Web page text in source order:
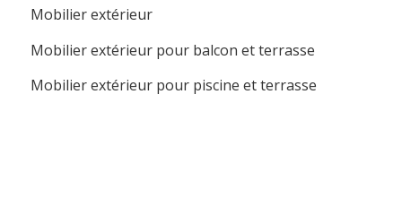
Mobilier extérieur
Mobilier extérieur pour balcon et terrasse
Mobilier extérieur pour piscine et terrasse